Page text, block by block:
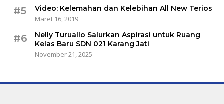
#5
Video: Kelemahan dan Kelebihan All New Terios
Maret 16, 2019
#6
Nelly Turuallo Salurkan Aspirasi untuk Ruang
Kelas Baru SDN 021 Karang Jati
November 21, 2025